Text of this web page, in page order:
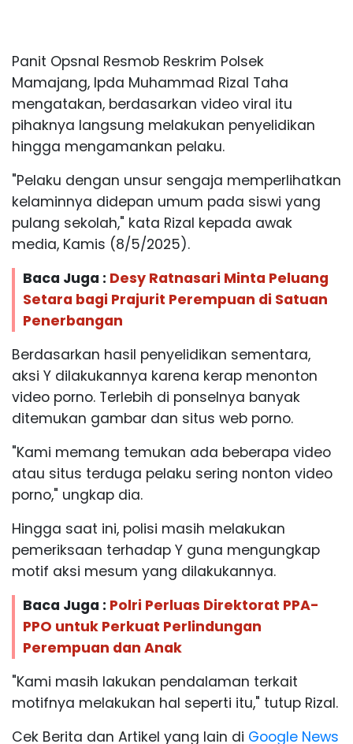
Panit Opsnal Resmob Reskrim Polsek
Mamajang, Ipda Muhammad Rizal Taha
mengatakan, berdasarkan video viral itu
pihaknya langsung melakukan penyelidikan
hingga mengamankan pelaku.
"Pelaku dengan unsur sengaja memperlihatkan
kelaminnya didepan umum pada siswi yang
pulang sekolah," kata Rizal kepada awak
media, Kamis (8/5/2025).
Baca Juga : Desy Ratnasari Minta Peluang
Setara bagi Prajurit Perempuan di Satuan
Penerbangan
Berdasarkan hasil penyelidikan sementara,
aksi Y dilakukannya karena kerap menonton
video porno. Terlebih di ponselnya banyak
ditemukan gambar dan situs web porno.
"Kami memang temukan ada beberapa video
atau situs terduga pelaku sering nonton video
porno," ungkap dia.
Hingga saat ini, polisi masih melakukan
pemeriksaan terhadap Y guna mengungkap
motif aksi mesum yang dilakukannya.
Baca Juga : Polri Perluas Direktorat PPA-
PPO untuk Perkuat Perlindungan
Perempuan dan Anak
"Kami masih lakukan pendalaman terkait
motifnya melakukan hal seperti itu," tutup Rizal.
Cek Berita dan Artikel yang lain di Google News